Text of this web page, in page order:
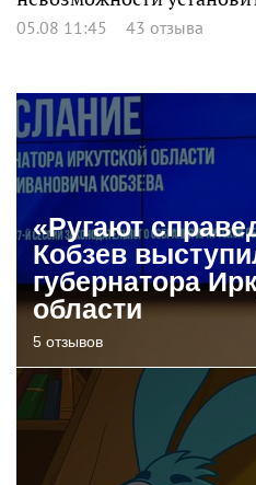
05.08 11:45 43 отзыва
«Ругают
Кобзев
губернатора
области
5 отзывов